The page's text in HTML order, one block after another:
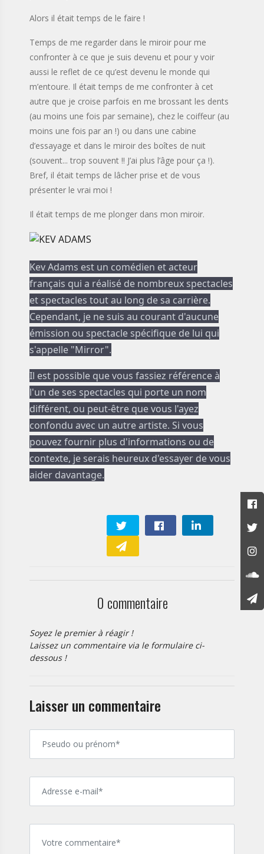
Alors il était temps de le faire !
Temps de me regarder dans le miroir pour me
confronter à ce que je suis devenu et pour y voir
aussi le reflet de ce qu’est devenu le monde qui
m’entoure. Il était temps de me confronter à cet
autre que je croise parfois en me brossant les dents
(au moins une fois par semaine), chez le coiffeur (au
moins une fois par an !) ou dans une cabine
d’essayage et dans le miroir des boîtes de nuit
(souvent... trop souvent !! J’ai plus l’âge pour ça !).
Bref, il était temps de lâcher prise et de vous
présenter le vrai moi !
Il était temps de me plonger dans mon miroir.
Kev Adams est un comédien et acteur
français qui a réalisé de nombreux spectacles
et spectacles tout au long de sa carrière.
Cependant, je ne suis au courant d'aucune
émission ou spectacle spécifique de lui qui
s'appelle "Mirror".
Il est possible que vous fassiez référence à
l'un de ses spectacles qui porte un nom
différent, ou peut-être que vous l'ayez
confondu avec un autre artiste. Si vous
pouvez fournir plus d'informations ou de
contexte, je serais heureux d'essayer de vous
aider davantage.
0 commentaire
Soyez le premier à réagir !
Laissez un commentaire via le formulaire ci-
dessous !
Laisser un commentaire